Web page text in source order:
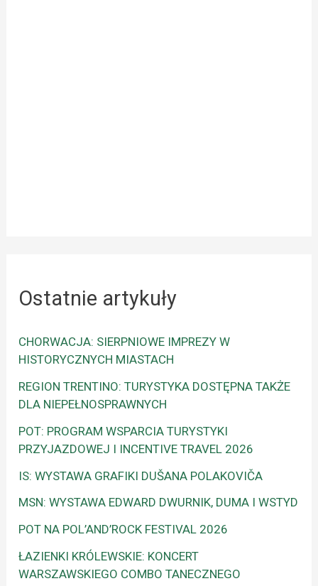
Ostatnie artykuły
CHORWACJA: SIERPNIOWE IMPREZY W
HISTORYCZNYCH MIASTACH
REGION TRENTINO: TURYSTYKA DOSTĘPNA TAKŻE
DLA NIEPEŁNOSPRAWNYCH
POT: PROGRAM WSPARCIA TURYSTYKI
PRZYJAZDOWEJ I INCENTIVE TRAVEL 2026
IS: WYSTAWA GRAFIKI DUŠANA POLAKOVIČA
MSN: WYSTAWA EDWARD DWURNIK, DUMA I WSTYD
POT NA POL’AND’ROCK FESTIVAL 2026
ŁAZIENKI KRÓLEWSKIE: KONCERT
WARSZAWSKIEGO COMBO TANECZNEGO